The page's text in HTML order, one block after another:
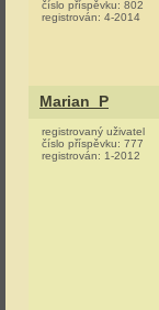
číslo příspěvku: 802
registrován: 4-2014
Marian_P
registrovaný uživatel
číslo příspěvku: 777
registrován: 1-2012